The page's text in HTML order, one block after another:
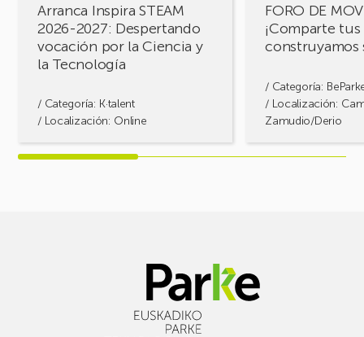
Arranca Inspira STEAM
2026-2027: Despertando
vocación por la Ciencia y
la Tecnología
/ Categoría: K·talent
/ Localización: Online
Ciencia
Tecnología
FORO DE
¡Comparte
construyamos
/ Categoría:
/ Localización:
Zamudio/Derio